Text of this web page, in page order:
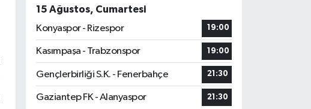
15 Ağustos, Cumartesi
Konyaspor - Rizespor
19:00
Kasımpaşa - Trabzonspor 19:00
Gençlerbirliği S.K. - Fenerbahçe 21:30
Gaziantep FK - Alanyaspor 21:30